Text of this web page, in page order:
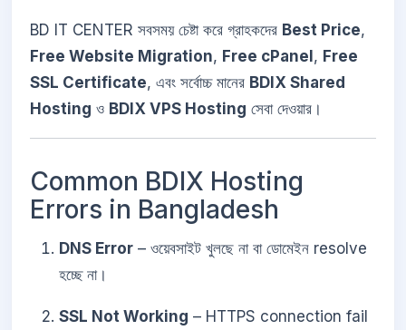
BD IT CENTER সবসময় চেষ্টা করে গ্রাহকদের Best Price,
Free Website Migration, Free cPanel , Free
SSL Certificate, এবং সর্বোচ্চ মানের BDIX Shared
Hosting ও BDIX VPS Hosting সেবা দেওয়ার।
Common BDIX Hosting
Errors in Bangladesh
DNS Error – ওয়েবসাইট খুলছে না বা ডোমেইন resolve
হচ্ছে না।
SSL Not Working – HTTPS connection fail